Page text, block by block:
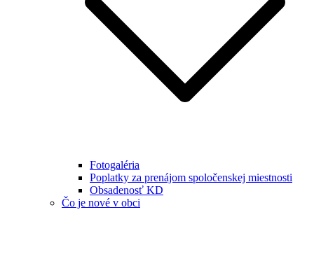
Fotogaléria
Poplatky za prenájom spoločenskej miestnosti
Obsadenosť KD
Čo je nové v obci